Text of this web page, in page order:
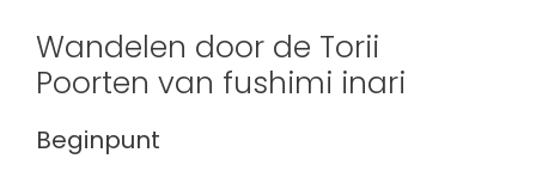
Wandelen door de Torii
Poorten van fushimi inari
Beginpunt